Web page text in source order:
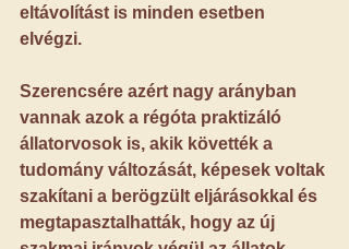
eltávolítást is minden esetben
elvégzi.
Szerencsére azért nagy arányban
vannak azok a régóta praktizáló
állatorvosok is, akik követték a
tudomány változását, képesek voltak
szakítani a berögzült eljárásokkal és
megtapasztalhatták, hogy az új